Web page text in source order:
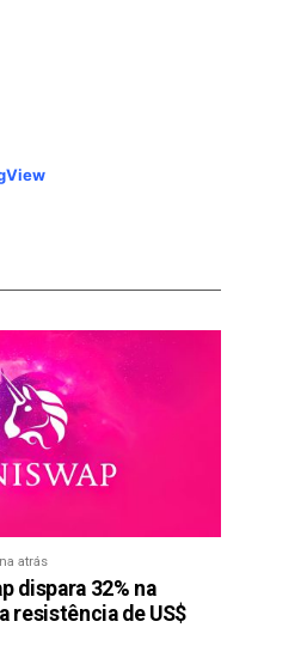
atrás
dispara 32% na
resistência de US$